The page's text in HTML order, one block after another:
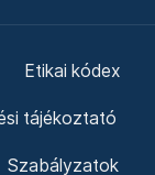
Etikai kódex
tájékoztató
Szabályzatok